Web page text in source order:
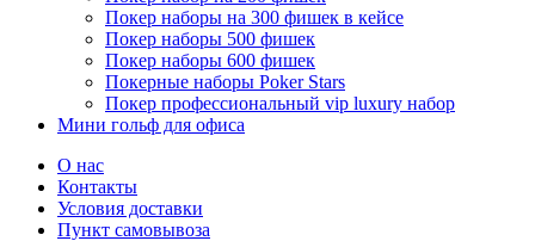
Покер наборы на 300 фишек в кейсе
Покер наборы 500 фишек
Покер наборы 600 фишек
Покерные наборы Poker Stars
Покер профессиональный vip luxury набор
Мини гольф для офиса
О нас
Контакты
Условия доставки
Пункт самовывоза